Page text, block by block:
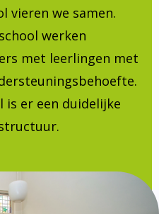
vieren we samen.
werken
met leerlingen met
is er een duidelijke